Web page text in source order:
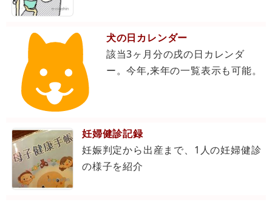
犬の日カレンダー
該当3ヶ月分の戌の日カレンダ
ー。今年,来年の一覧表示も可能。
妊婦健診記録
妊娠判定から出産まで、1人の妊婦健診
の様子を紹介